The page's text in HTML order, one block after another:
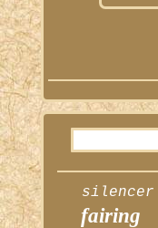
silencer
fairing